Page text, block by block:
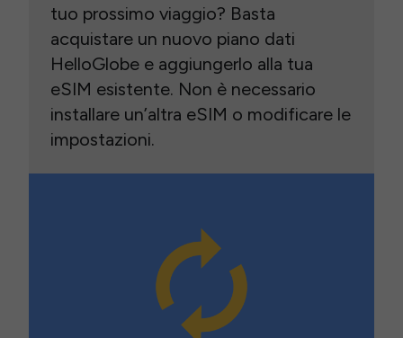
tuo prossimo viaggio? Basta
acquistare un nuovo piano dati
HelloGlobe e aggiungerlo alla tua
eSIM esistente. Non è necessario
installare un’altra eSIM o modificare le
impostazioni.